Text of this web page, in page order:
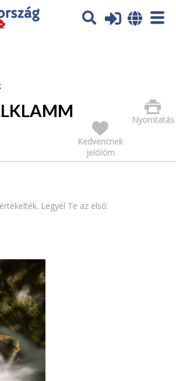
használ. További tájékoztatás itt:
Nyomtatás
Kedvencnek
jelölöm
Legyél Te az első: